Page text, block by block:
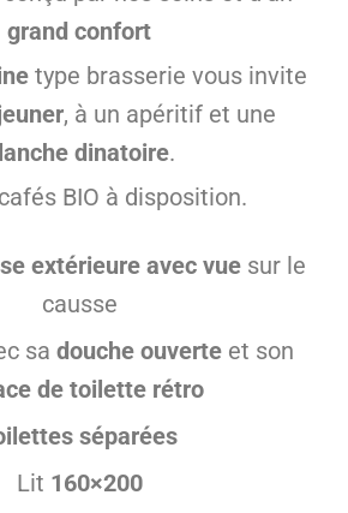
grand confort
type brasserie vous invite
, à un apéritif et une
dinatoire.
BIO à disposition.
extérieure avec vue sur le
causse
sa douche ouverte et son
de toilette rétro
séparées
Lit 160×200